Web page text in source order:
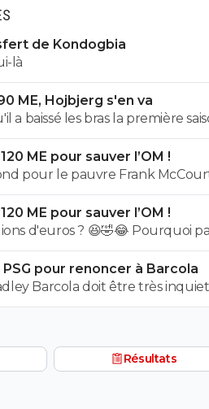
de Kondogbia
là
ME, Hojbjerg s'en va
a baissé les bras la première
match etait en dessus.
reste de sa carrière ...
ME pour sauver l’OM !
pour le pauvre Frank
ME pour sauver l’OM !
? 😆🤣😂 Pourquoi pas un
! ^^
pour renoncer à Barcola
Barcola doit être très inquiet.
lorsque l'on sait
Mbappé lorsqu'il avait voulu
Résultats